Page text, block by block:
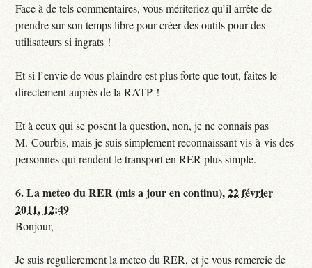
Face à de tels commentaires, vous mériteriez qu’il arrête de
prendre sur son temps libre pour créer des outils pour des
utilisateurs si ingrats !
Et si l’envie de vous plaindre est plus forte que tout, faites le
directement auprès de la RATP !
Et à ceux qui se posent la question, non, je ne connais pas
M. Courbis, mais je suis simplement reconnaissant vis-à-vis des
personnes qui rendent le transport en RER plus simple.
6.La meteo du RER (mis a jour en continu),22 février
2011, 12:49
Bonjour,
Je suis regulierement la meteo du RER, et je vous remercie de